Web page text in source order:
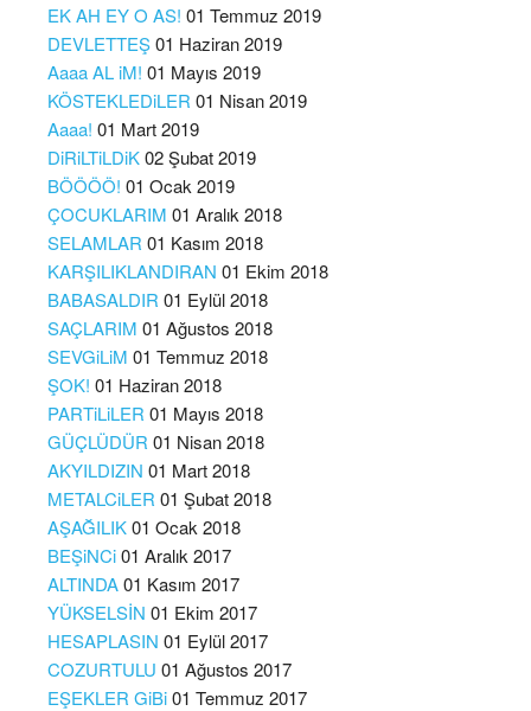
EK AH EY O AS! 01 Temmuz 2019
DEVLETTEŞ01 Haziran 2019
Aaaa AL iM! 01 Mayıs 2019
KÖSTEKLEDiLER 01 Nisan 2019
Aaaa! 01 Mart 2019
DiRiLTiLDiK02 Şubat 2019
BÖÖÖÖ! 01 Ocak 2019
ÇOCUKLARIM 01 Aralık 2018
SELAMLAR 01 Kasım 2018
KARŞILIKLANDIRAN 01 Ekim 2018
BABASALDIR 01 Eylül 2018
SAÇLARIM 01 Ağustos 2018
SEVGiLiM 01 Temmuz 2018
ŞOK! 01 Haziran 2018
PARTiLiLER 01 Mayıs 2018
GÜÇLÜDÜR 01 Nisan 2018
AKYILDIZIN 01 Mart 2018
METALCiLER 01 Şubat 2018
AŞAĞILIK01 Ocak 2018
BEŞiNCi01 Aralık 2017
ALTINDA01 Kasım 2017
YÜKSELSİN 01 Ekim 2017
HESAPLASIN 01 Eylül 2017
COZURTULU 01 Ağustos 2017
EŞEKLER GiBi01 Temmuz 2017